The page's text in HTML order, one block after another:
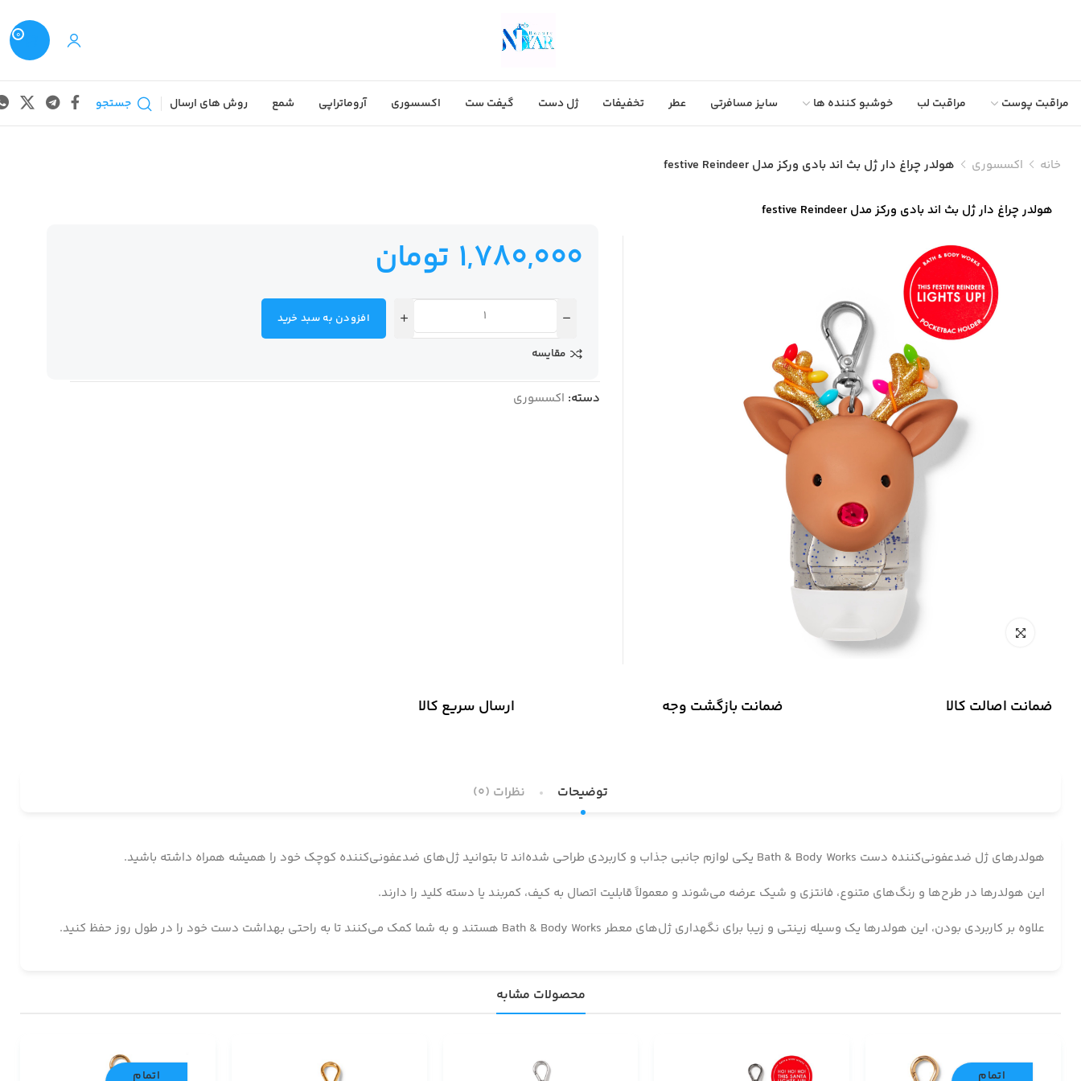
0
مراقبت پوست مراقبت لب خوشبو کننده ها سایز مسافرتی عطر تخفیفات ژل دست گیفت ست اکسسوری آروماتراپی شمع روش های ارسال جستجو
خانه اکسسوری هولدر چراغ دار ژل بث اند بادی ورکز مدل festive Reindeer
هولدر چراغ دار ژل بث اند بادی ورکز مدل festive Reindeer
1,780,000 تومان
افزودن به سبد خرید
مقایسه
دسته: اکسسوری
ضمانت اصالت کالا ضمانت بازگشت وجه ارسال سریع کالا
توضیحات نظرات (0)
هولدرهای ژل ضدعفونی‌کننده دست Bath & Body Works یکی لوازم جانبی جذاب و کاربردی طراحی شده‌اند تا بتوانید ژل‌های ضدعفونی‌کننده کوچک خود را همیشه همراه داشته باشید.
این هولدرها در طرح‌ها و رنگ‌های متنوع، فانتزی و شیک عرضه می‌شوند و معمولاً قابلیت اتصال به کیف، کمربند یا دسته کلید را دارند.
علاوه بر کاربردی بودن، این هولدرها یک وسیله زینتی و زیبا برای نگهداری ژل‌های معطر Bath & Body Works هستند و به شما کمک می‌کنند تا به راحتی بهداشت دست خود را در طول روز حفظ کنید.
محصولات مشابه
اتمام اتمام